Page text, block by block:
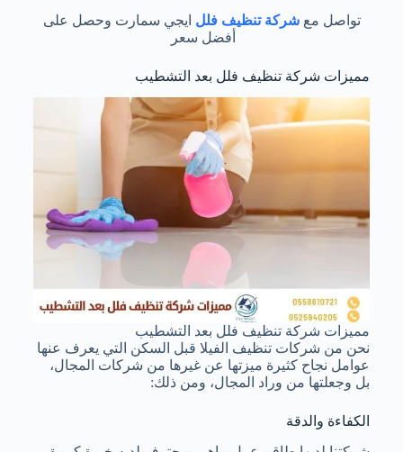
تواصل معشركة تنظيف فلل ايجي سمارت وحصل على
أفضل سعر
مميزات شركة تنظيف فلل بعد التشطيب
مميزات شركة تنظيف فلل بعد التشطيب
نحن من شركات تنظيف الفيلا قبل السكن التي يعرف عنها
عوامل نجاح كثيرة ميزتها عن غيرها من شركات المجال،
بل وجعلتها من وراد المجال، ومن ذلك:
الكفاءة والدقة